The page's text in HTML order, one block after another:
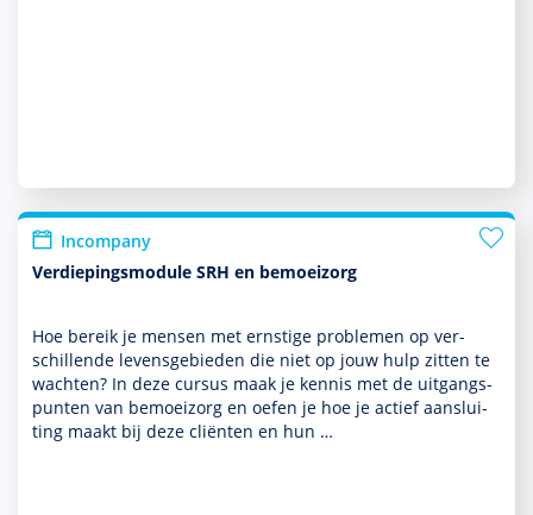
Incompany
Verdiepingsmodule SRH en bemoeizorg
Hoe bereik je mensen met ernstige pro­ble­men op ver­
schil­lende levensgebieden die niet op jouw hulp zitten te
wachten? In deze cursus maak je kennis met de uit­gangs­
punten van bemoei­zorg en oefen je hoe je actief aan­slui­
ting maakt bij deze cliënten en hun …